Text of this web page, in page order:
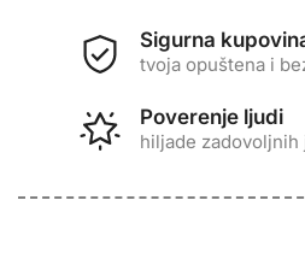
Sigurna
tvoja opuštena i
Poverenje ljudi
hiljade zadovoljnih